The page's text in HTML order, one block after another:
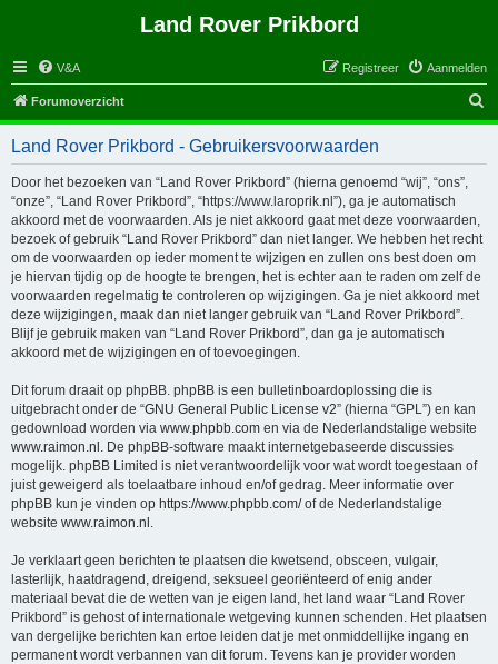
Land Rover Prikbord
V&A Aanmelden
Registreer
Forumoverzicht
o
Land Rover Prikbord - Gebruikersvoorwaarden
Door het bezoeken van “Land Rover Prikbord” (hierna genoemd “wij”, “ons”,
“onze”, “Land Rover Prikbord”, “https://www.laroprik.nl”), ga je automatisch
akkoord met de voorwaarden. Als je niet akkoord gaat met deze voorwaarden,
bezoek of gebruik “Land Rover Prikbord” dan niet langer. We hebben het recht
om de voorwaarden op ieder moment te wijzigen en zullen ons best doen om
je hiervan tijdig op de hoogte te brengen, het is echter aan te raden om zelf de
voorwaarden regelmatig te controleren op wijzigingen. Ga je niet akkoord met
deze wijzigingen, maak dan niet langer gebruik van “Land Rover Prikbord”.
Blijf je gebruik maken van “Land Rover Prikbord”, dan ga je automatisch
akkoord met de wijzigingen en of toevoegingen.
Dit forum draait op phpBB. phpBB is een bulletinboardoplossing die is
uitgebracht onder de “GNU General Public License v2” (hierna “GPL”) en kan
gedownload worden via www.phpbb.com en via de Nederlandstalige website
www.raimon.nl . De phpBB-software maakt internetgebaseerde discussies
mogelijk. phpBB Limited is niet verantwoordelijk voor wat wordt toegestaan of
juist geweigerd als toelaatbare inhoud en/of gedrag. Meer informatie over
phpBB kun je vinden op https://www.phpbb.com/of de Nederlandstalige
website www.raimon.nl .
Je verklaart geen berichten te plaatsen die kwetsend, obsceen, vulgair,
lasterlijk, haatdragend, dreigend, seksueel georiënteerd of enig ander
materiaal bevat die de wetten van je eigen land, het land waar “Land Rover
Prikbord” is gehost of internationale wetgeving kunnen schenden. Het plaatsen
van dergelijke berichten kan ertoe leiden dat je met onmiddellijke ingang en
permanent wordt verbannen van dit forum. Tevens kan je provider worden